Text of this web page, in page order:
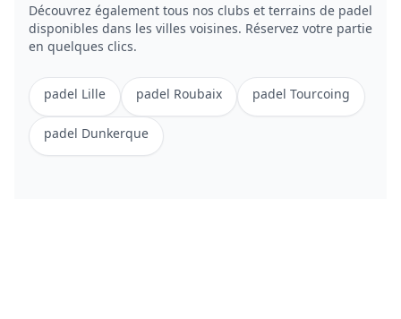
Découvrez également tous nos clubs et terrains de padel
disponibles dans les villes voisines. Réservez votre partie
en quelques clics.
padel Lille padel Roubaix padel Tourcoing
padel Dunkerque